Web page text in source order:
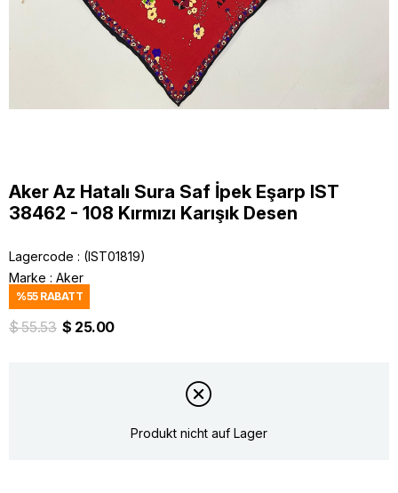
Aker Az Hatalı Sura Saf İpek Eşarp IST
38462 - 108 Kırmızı Karışık Desen
Lagercode
(IST01819)
Marke : Aker
%55RABATT
$ 55.53 $ 25.00
Produkt nicht auf Lager